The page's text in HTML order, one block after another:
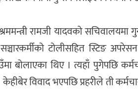
रामजी यादवको सचिवालयमा
टोलीसहित स्टिङ
बोलाएका थिए । त्यहाँ पुगेपछि
विवाद भएपछि प्रहरीले ती